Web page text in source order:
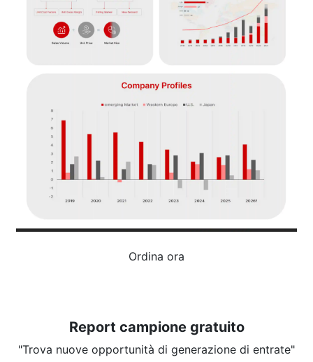
Ordina ora
Report campione gratuito
"Trova nuove opportunità di generazione di entrate"